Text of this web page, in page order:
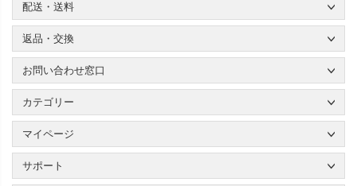
配送・送料
返品・交換
お問い合わせ窓口
カテゴリー
マイページ
サポート